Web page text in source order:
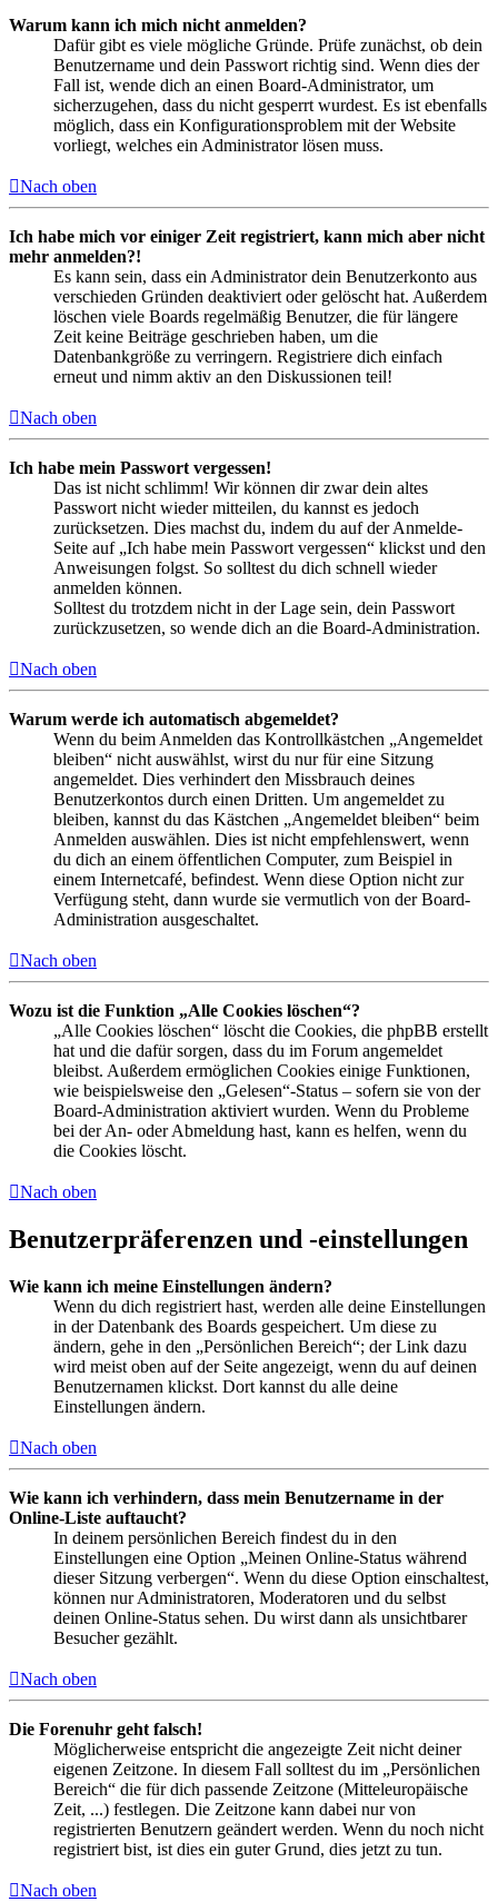
Warum kann ich mich nicht anmelden?
Dafür gibt es viele mögliche Gründe. Prüfe zunächst, ob dein
Benutzername und dein Passwort richtig sind. Wenn dies der
Fall ist, wende dich an einen Board-Administrator, um
sicherzugehen, dass du nicht gesperrt wurdest. Es ist ebenfalls
möglich, dass ein Konfigurationsproblem mit der Website
vorliegt, welches ein Administrator lösen muss.
Nach oben
Ich habe mich vor einiger Zeit registriert, kann mich aber nicht
mehr anmelden?!
Es kann sein, dass ein Administrator dein Benutzerkonto aus
verschieden Gründen deaktiviert oder gelöscht hat. Außerdem
löschen viele Boards regelmäßig Benutzer, die für längere
Zeit keine Beiträge geschrieben haben, um die
Datenbankgröße zu verringern. Registriere dich einfach
erneut und nimm aktiv an den Diskussionen teil!
Nach oben
Ich habe mein Passwort vergessen!
Das ist nicht schlimm! Wir können dir zwar dein altes
Passwort nicht wieder mitteilen, du kannst es jedoch
zurücksetzen. Dies machst du, indem du auf der Anmelde-
Seite auf „Ich habe mein Passwort vergessen“ klickst und den
Anweisungen folgst. So solltest du dich schnell wieder
anmelden können.
Solltest du trotzdem nicht in der Lage sein, dein Passwort
zurückzusetzen, so wende dich an die Board-Administration.
Nach oben
Warum werde ich automatisch abgemeldet?
Wenn du beim Anmelden das Kontrollkästchen „Angemeldet
bleiben“ nicht auswählst, wirst du nur für eine Sitzung
angemeldet. Dies verhindert den Missbrauch deines
Benutzerkontos durch einen Dritten. Um angemeldet zu
bleiben, kannst du das Kästchen „Angemeldet bleiben“ beim
Anmelden auswählen. Dies ist nicht empfehlenswert, wenn
du dich an einem öffentlichen Computer, zum Beispiel in
einem Internetcafé, befindest. Wenn diese Option nicht zur
Verfügung steht, dann wurde sie vermutlich von der Board-
Administration ausgeschaltet.
Nach oben
Wozu ist die Funktion „Alle Cookies löschen“?
„Alle Cookies löschen“ löscht die Cookies, die phpBB erstellt
hat und die dafür sorgen, dass du im Forum angemeldet
bleibst. Außerdem ermöglichen Cookies einige Funktionen,
wie beispielsweise den „Gelesen“-Status – sofern sie von der
Board-Administration aktiviert wurden. Wenn du Probleme
bei der An- oder Abmeldung hast, kann es helfen, wenn du
die Cookies löscht.
Nach oben
Benutzerpräferenzen und -einstellungen
Wie kann ich meine Einstellungen ändern?
Wenn du dich registriert hast, werden alle deine Einstellungen
in der Datenbank des Boards gespeichert. Um diese zu
ändern, gehe in den „Persönlichen Bereich“; der Link dazu
wird meist oben auf der Seite angezeigt, wenn du auf deinen
Benutzernamen klickst. Dort kannst du alle deine
Einstellungen ändern.
Nach oben
Wie kann ich verhindern, dass mein Benutzername in der
Online-Liste auftaucht?
In deinem persönlichen Bereich findest du in den
Einstellungen eine Option „Meinen Online-Status während
dieser Sitzung verbergen“. Wenn du diese Option einschaltest,
können nur Administratoren, Moderatoren und du selbst
deinen Online-Status sehen. Du wirst dann als unsichtbarer
Besucher gezählt.
Nach oben
Die Forenuhr geht falsch!
Möglicherweise entspricht die angezeigte Zeit nicht deiner
eigenen Zeitzone. In diesem Fall solltest du im „Persönlichen
Bereich“ die für dich passende Zeitzone (Mitteleuropäische
Zeit, ...) festlegen. Die Zeitzone kann dabei nur von
registrierten Benutzern geändert werden. Wenn du noch nicht
registriert bist, ist dies ein guter Grund, dies jetzt zu tun.
Nach oben